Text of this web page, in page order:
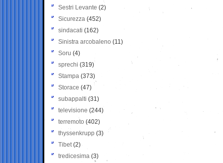
Sestri Levante (2)
Sicurezza (452)
sindacati (162)
Sinistra arcobaleno (11)
Soru (4)
sprechi (319)
Stampa (373)
Storace (47)
subappalti (31)
televisione(244)
terremoto (402)
thyssenkrupp (3)
Tibet(2)
tredicesima (3)